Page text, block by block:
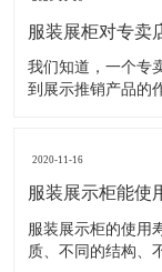
服装展柜对专卖
我们知道，一个专
到展示推销产品的
陈列展示商品。把
2020-11-16
服装展示柜能使
服装展示柜的使用
质、不同的结构、